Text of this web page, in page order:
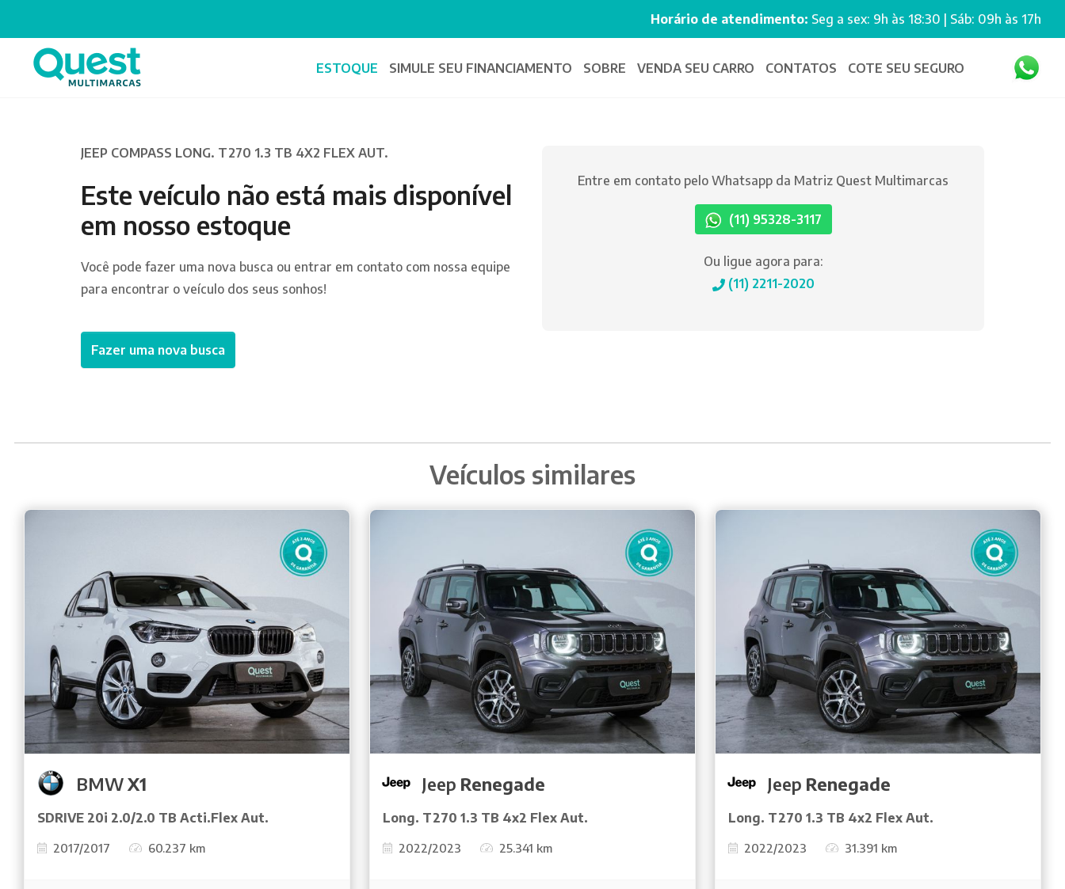
Horário de atendimento: Seg a sex: 9h às 18:30 | Sáb: 09h às 17h
ESTOQUE SIMULE SEU FINANCIAMENTO SOBRE VENDA SEU CARRO CONTATOS COTE SEU SEGURO
JEEP COMPASS LONG. T270 1.3 TB 4X2 FLEX AUT.
Este veículo não está mais disponível
em nosso estoque
Você pode fazer uma nova busca ou entrar em contato com nossa equipe
para encontrar o veículo dos seus sonhos!
Fazer uma nova busca
Entre em contato pelo Whatsapp da Matriz Quest Multimarcas
(11) 95328-3117
Ou ligue agora para:
(11) 2211-2020
Veículos similares
BMWX1
SDRIVE 20i 2.0/2.0 TB Acti.Flex Aut.
2017/2017 60.237 km
Jeep Renegade
Long. T270 1.3 TB 4x2 Flex Aut.
2022/2023 25.341 km
Jeep Renegade
Long. T270 1.3 TB 4x2 Flex Aut.
2022/2023 31.391 km